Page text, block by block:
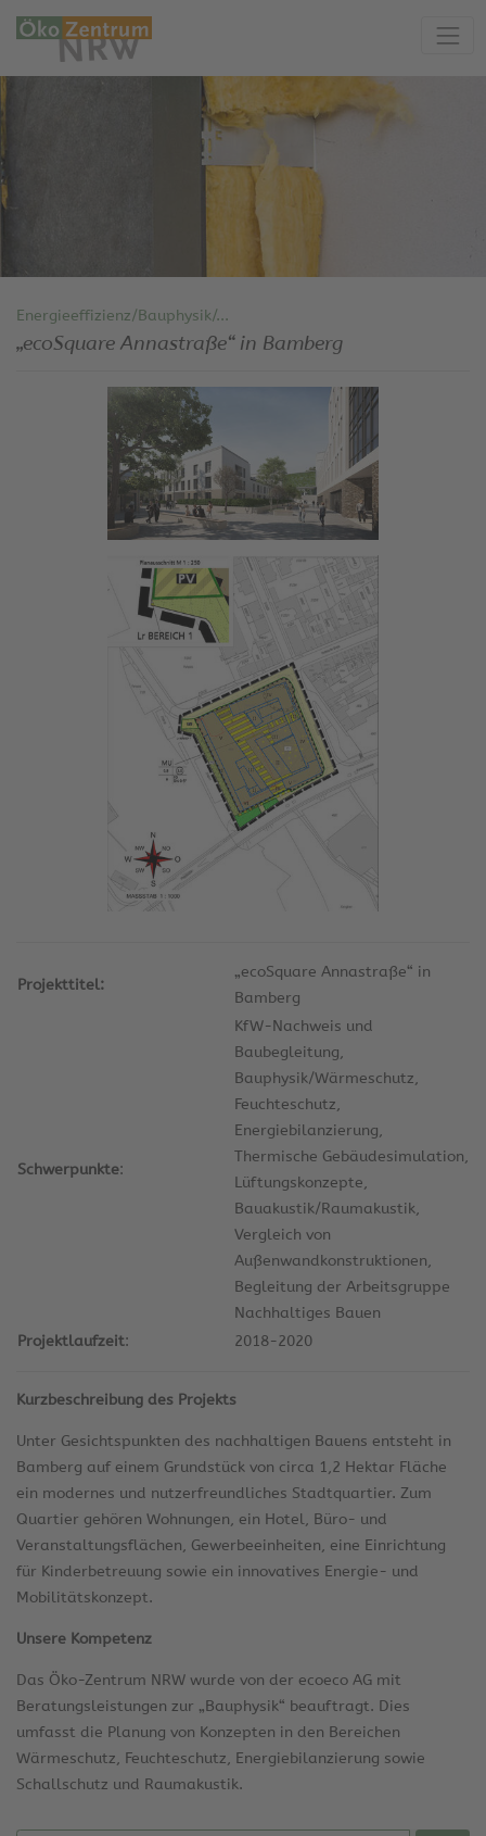
Energieeffizienz/Bauphysik/...
„ecoSquare Annastraße“ in Bamberg
Projekttitel:
„ecoSquare Annastraße“ in
Bamberg
Schwerpunkte:
KfW-Nachweis und
Baubegleitung,
Bauphysik/Wärmeschutz,
Feuchteschutz,
Energiebilanzierung,
Thermische Gebäudesimulation,
Lüftungskonzepte,
Bauakustik/Raumakustik,
Vergleich von
Außenwandkonstruktionen,
Begleitung der Arbeitsgruppe
Nachhaltiges Bauen
Projektlaufzeit: 2018-2020
Kurzbeschreibung des Projekts
Unter Gesichtspunkten des nachhaltigen Bauens entsteht in
Bamberg auf einem Grundstück von circa 1,2 Hektar Fläche
ein modernes und nutzerfreundliches Stadtquartier. Zum
Quartier gehören Wohnungen, ein Hotel, Büro- und
Veranstaltungsflächen, Gewerbeeinheiten, eine Einrichtung
für Kinderbetreuung sowie ein innovatives Energie- und
Mobilitätskonzept.
Unsere Kompetenz
Das Öko-Zentrum NRW wurde von der ecoeco AG mit
Beratungsleistungen zur „Bauphysik“ beauftragt. Dies
umfasst die Planung von Konzepten in den Bereichen
Wärmeschutz, Feuchteschutz, Energiebilanzierung sowie
Schallschutz und Raumakustik.